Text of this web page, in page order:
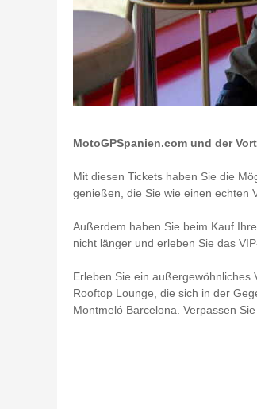
MotoGPSpanien.com und der
Mit diesen Tickets haben Sie die
genießen, die Sie wie einen echten
Außerdem haben Sie beim Kauf
nicht länger und erleben Sie das
Erleben Sie ein
Rooftop Lounge, die sich in der
Montmeló Barcelona. Verpassen